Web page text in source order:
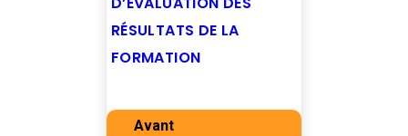
RÉSULTATS DE LA
FORMATION
Avant